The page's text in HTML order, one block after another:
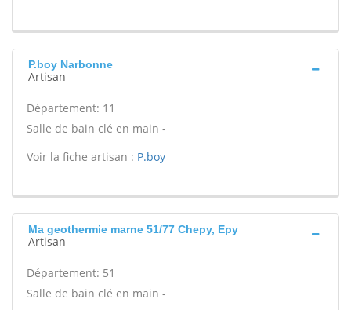
P.boy Narbonne
Artisan
Département: 11
Salle de bain clé en main -
Voir la fiche artisan : P.boy
Ma geothermie marne 51/77 Chepy, Epy
Artisan
Département: 51
Salle de bain clé en main -